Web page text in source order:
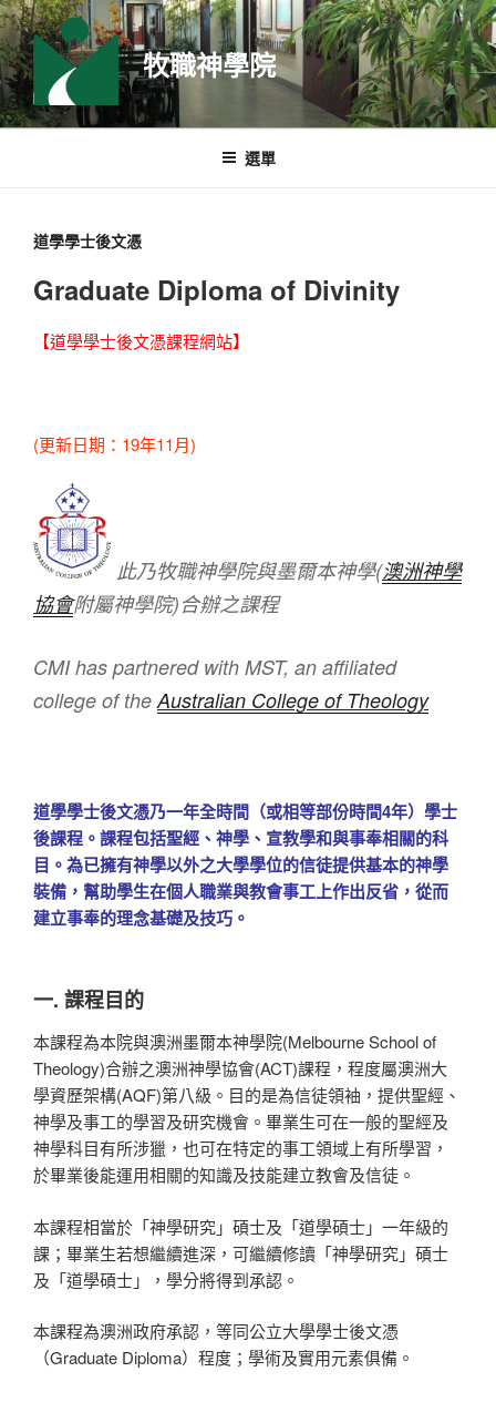
跳
至
主
要
內
牧職神學院
選單
道學學士後文憑
Graduate Diploma of Divinity
【道學學士後文憑課程網站】
(更新日期：19年11月)
此乃牧職神學院與墨爾本神學(澳洲神學
協會附屬神學院)合辦之課程
CMI has partnered with MST, an affiliated
college of the Australian College of Theology
道學學士後文憑乃一年全時間（或相等部份時間4年）學士
後課程。課程包括聖經、神學、宣教學和與事奉相關的科
目。為已擁有神學以外之大學學位的信徒提供基本的神學
裝備，幫助學生在個人職業與教會事工上作出反省，從而
建立事奉的理念基礎及技巧。
一. 課程目的
本課程為本院與澳洲墨爾本神學院(Melbourne School of
Theology)合辦之澳洲神學協會(ACT)課程，程度屬澳洲大
學資歷架構(AQF)第八級。目的是為信徒領袖，提供聖經、
神學及事工的學習及研究機會。畢業生可在一般的聖經及
神學科目有所涉獵，也可在特定的事工領域上有所學習，
於畢業後能運用相關的知識及技能建立教會及信徒。
本課程相當於「神學研究」碩士及「道學碩士」一年級的
課；畢業生若想繼續進深，可繼續修讀「神學研究」碩士
及「道學碩士」，學分將得到承認。
本課程為澳洲政府承認，等同公立大學學士後文憑
（Graduate Diploma）程度；學術及實用元素俱備。